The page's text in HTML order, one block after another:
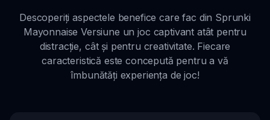
Descoperiți aspectele benefice care fac din Sprunki
Mayonnaise Versiune un joc captivant atât pentru
distracție, cât și pentru creativitate. Fiecare
caracteristică este concepută pentru a vă
îmbunătăți experiența de joc!